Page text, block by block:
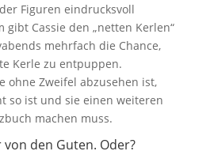
Figuren eindrucksvoll
gibt Cassie den „netten Kerlen“
mehrfach die Chance,
Kerle zu entpuppen.
ohne Zweifel abzusehen ist,
so ist und sie einen weiteren
machen muss.
den Guten. Oder?